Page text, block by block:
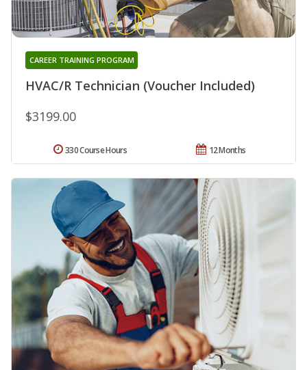
HVAC/R Technician (Voucher Included)
CAREER TRAINING PROGRAM
$3199.00
12 Months
330 Course Hours